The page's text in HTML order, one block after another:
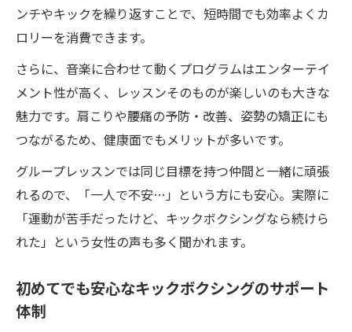
ンチやキックを繰り返すことで、短時間でも効率よくカ
ロリーを消費できます。
さらに、音楽に合わせて動くプログラムはエンターテイ
メント性が高く、レッスンそのものが楽しいのも大きな
魅力です。肩こりや腰痛の予防・改善、姿勢の矯正にも
つながるため、健康面でもメリットが多いです。
グループレッスンでは同じ目標を持つ仲間と一緒に頑張
れるので、「一人で不安…」という方にも安心。実際に
「運動が苦手だったけど、キックボクシングなら続けら
れた」という女性の声も多く聞かれます。
初めてでも安心なキックボクシングのサポート
体制